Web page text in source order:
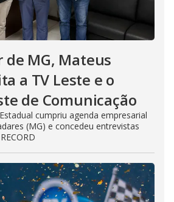
de MG, Mateus
a TV Leste e o
de Comunicação
cumpriu agenda empresarial
(MG) e concedeu entrevistas